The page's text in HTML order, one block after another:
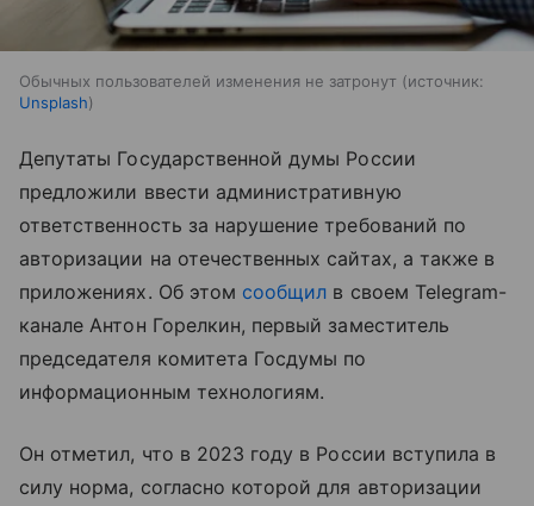
Обычных пользователей изменения не затронут
источник:
Unsplash
Депутаты Государственной думы России
предложили ввести административную
ответственность за нарушение требований по
авторизации на отечественных сайтах, а также в
приложениях. Об этом сообщил в своем Telegram-
канале Антон Горелкин, первый заместитель
председателя комитета Госдумы по
информационным технологиям.
Он отметил, что в 2023 году в России вступила в
силу норма, согласно которой для авторизации